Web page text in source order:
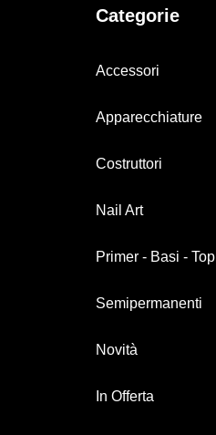
Categorie
Accessori
Apparecchiature
Costruttori
Nail Art
Primer - Basi - Top
Semipermanenti
Novità
In Offerta